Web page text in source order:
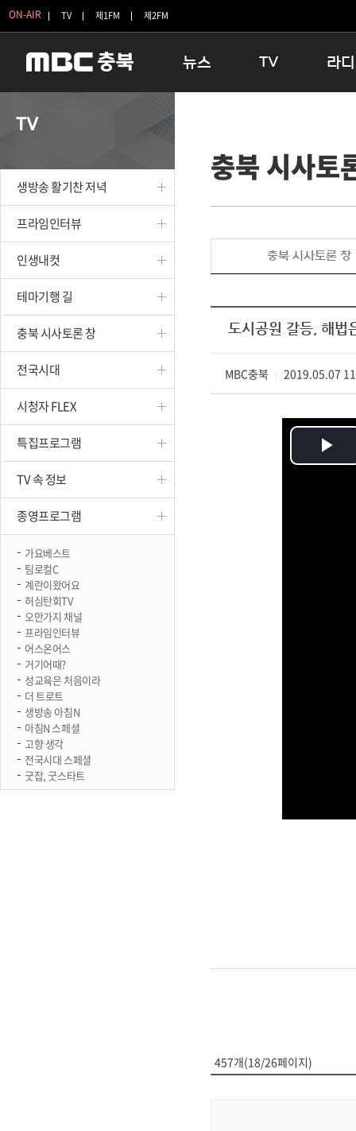
ON-AIR TV 제1FM 제2FM
뉴스
보은
옥천
TV
인생내컷
테마기행 길
시청자 FLEX
특집프로그램
종영프로그램
라
16:00
우리 고
TV
생방송 활기찬 저녁
프라임인터뷰
인생내컷
테마기행 길
충북 시사토론 창
전국시대
시청자 FLEX
특집프로그램
TV 속 정보
종영프로그램
가요베스트
팀로컬C
계란이왔어요
허심탄회TV
오만가지 채널
프라임인터뷰
어스온어스
거기어때?
성교육은 처음이라
더 트로트
생방송 아침N
아침N 스페셜
고향 생각
전국시대 스페셜
굿잡, 굿스타트
충북 시사토
충북 시사토론 창
도시공원 갈등, 해법
MBC충북 2019.05.07
457개(18/26페이지)